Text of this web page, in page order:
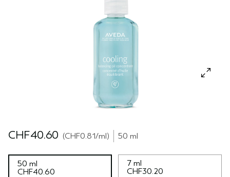
EMPFINDLICHE KOPFHAUT
CHF40.60 CHF0.81/ml 50 ml
50 ml
CHF40.60
7 ml
CHF30.20